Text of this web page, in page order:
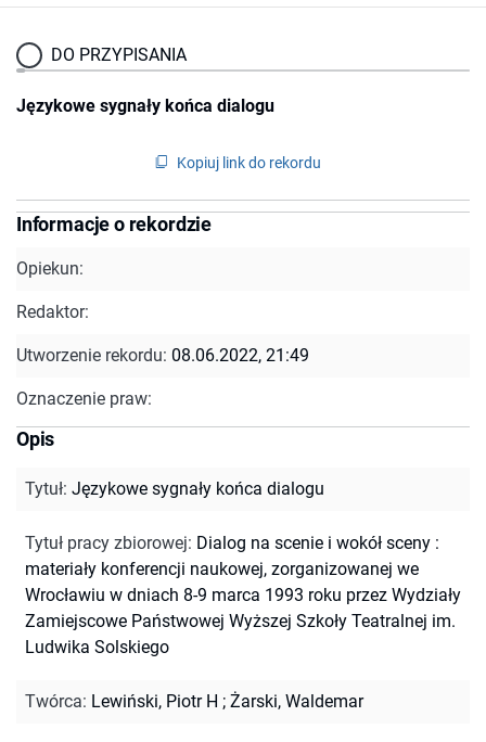
DO PRZYPISANIA
Językowe sygnały końca dialogu
Kopiuj link do rekordu
Informacje o rekordzie
Opiekun:
Redaktor:
Utworzenie rekordu: 08.06.2022, 21:49
Oznaczenie praw:
Opis
Tytuł: Językowe sygnały końca dialogu
Tytuł pracy zbiorowej: Dialog na scenie i wokół sceny :
materiały konferencji naukowej, zorganizowanej we
Wrocławiu w dniach 8-9 marca 1993 roku przez Wydziały
Zamiejscowe Państwowej Wyższej Szkoły Teatralnej im.
Ludwika Solskiego
Twórca: Lewiński, Piotr H ; Żarski, Waldemar